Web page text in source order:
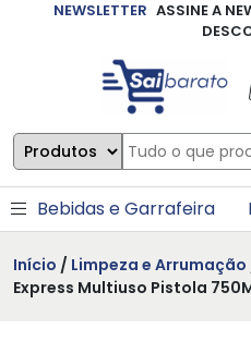
NEWSLETTER ASSINE A
Bebidas e Garrafeira
Início / Limpeza e Arrumação
Express Multiuso Pistola